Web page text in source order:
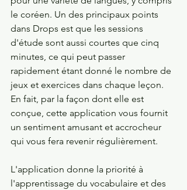
le coréen. Un des principaux points
dans Drops est que les sessions
d'étude sont aussi courtes que cinq
minutes, ce qui peut passer
rapidement étant donné le nombre de
jeux et exercices dans chaque leçon.
En fait, par la façon dont elle est
conçue, cette application vous fournit
un sentiment amusant et accrocheur
qui vous fera revenir régulièrement.
L'application donne la priorité à
l'apprentissage du vocabulaire et des